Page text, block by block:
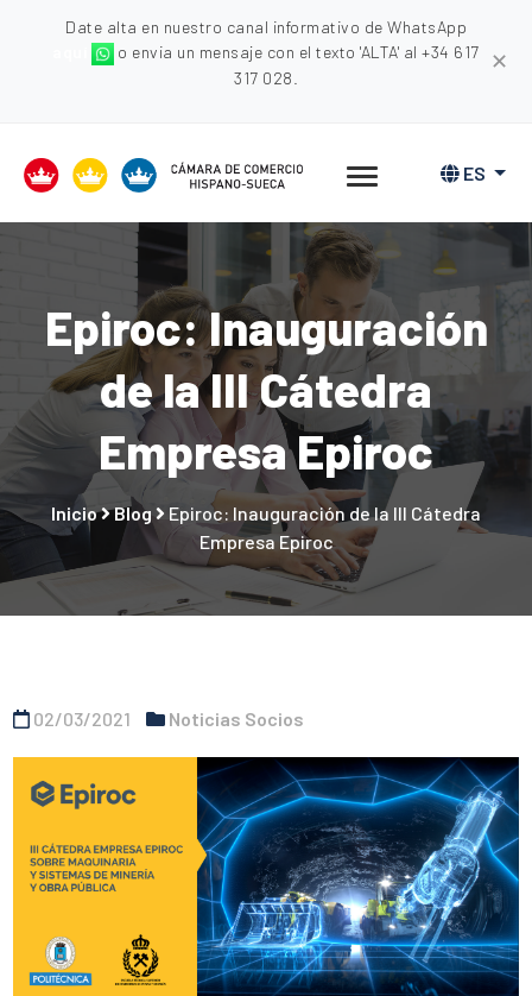
Date alta en nuestro canal informativo de WhatsApp
o envia un mensaje con el texto 'ALTA' al +34 617
317 028.
✕
ES
Epiroc: Inauguración
de la III Cátedra
Empresa Epiroc
Inicio Blog
Epiroc: Inauguración de la III Cátedra
Empresa Epiroc
02/03/2021 Noticias Socios